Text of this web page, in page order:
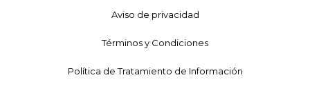
Aviso de privacidad
Términos y Condiciones
Política de Tratamiento de Información